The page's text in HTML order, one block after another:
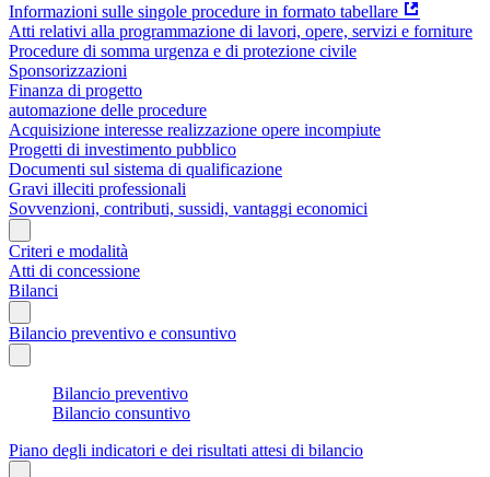
Informazioni sulle singole procedure in formato tabellare
Atti relativi alla programmazione di lavori, opere, servizi e forniture
Procedure di somma urgenza e di protezione civile
Sponsorizzazioni
Finanza di progetto
automazione delle procedure
Acquisizione interesse realizzazione opere incompiute
Progetti di investimento pubblico
Documenti sul sistema di qualificazione
Gravi illeciti professionali
Sovvenzioni, contributi, sussidi, vantaggi economici
Criteri e modalità
Atti di concessione
Bilanci
Bilancio preventivo e consuntivo
Bilancio preventivo
Bilancio consuntivo
Piano degli indicatori e dei risultati attesi di bilancio